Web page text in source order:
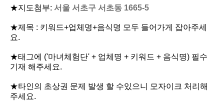
★지도첨부: 서울 서초구 서초동 1665-5
★제목 : 키워드+업체명+음식명 모두 들어가게 잡아주세
요.
★태그에 ('마녀체험단' + 업체명 + 키워드 + 음식명) 필수
기재 해주세요.
★타인의 초상권 문제 발생 할 수있으니 모자이크 처리해
주세요.